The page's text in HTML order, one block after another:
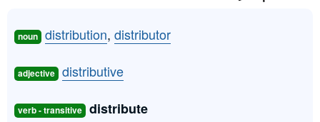
noun distribution, distributor
adjective distributive
verb - transitive distribute